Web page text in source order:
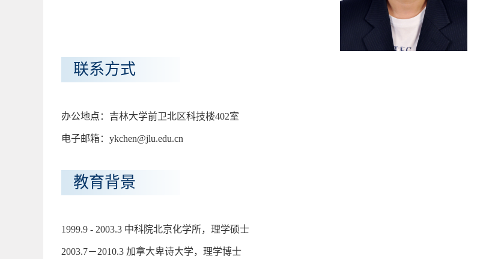
联系方式
办公地点：吉林大学前卫北区科技楼402室
电子邮箱：ykchen@jlu.edu.cn
教育背景
1999.9 - 2003.3 中科院北京化学所，理学硕士
2003.7－2010.3 加拿大卑诗大学，理学博士